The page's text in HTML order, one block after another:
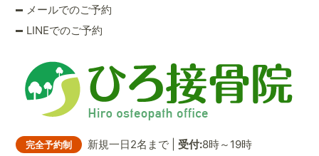
メールでのご予約
LINEでのご予約
完全予約制 新規一日2名まで | 受付:8時～19時